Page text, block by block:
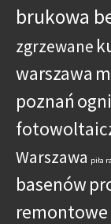
brukowa
zgrzewane
warszawa
poznań
Warszawa piła
basenów
remontowe